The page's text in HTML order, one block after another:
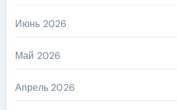
Июнь 2026
Май 2026
Апрель 2026